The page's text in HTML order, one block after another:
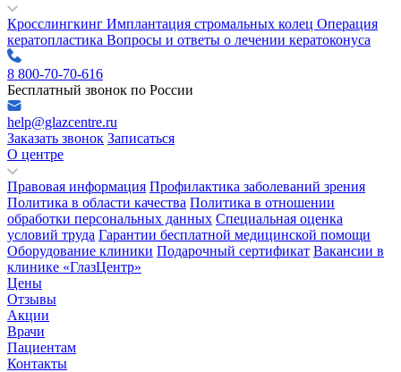
Кросслингкинг Имплантация стромальных колец Операция
кератопластика Вопросы и ответы о лечении кератоконуса
8 800-70-70-616
Бесплатный звонок по России
help@glazcentre.ru
Заказать звонок Записаться
О центре
Правовая информация Профилактика заболеваний зрения
Политика в области качества Политика в отношении
обработки персональных данных Специальная оценка
условий труда Гарантии бесплатной медицинской помощи
Оборудование клиники Подарочный сертификат Вакансии в
клинике «ГлазЦентр»
Цены
Отзывы
Акции
Врачи
Пациентам
Контакты